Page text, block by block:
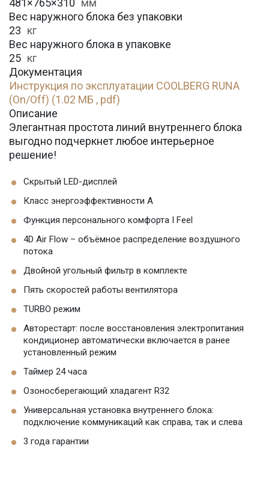
481×765×310 мм
Вес наружного блока без упаковки
23 кг
Вес наружного блока в упаковке
25 кг
Документация
Инструкция по эксплуатации COOLBERG RUNA
(On/Off) (1.02 МБ , pdf)
Описание
Элегантная простота линий внутреннего блока
выгодно подчеркнет любое интерьерное
решение!
Скрытый LED-дисплей
Класс энергоэффективности А
Функция персонального комфорта I Feel
4D Air Flow – объёмное распределение воздушного
потока
Двойной угольный фильтр в комплекте
Пять скоростей работы вентилятора
TURBO режим
Авторестарт: после восстановления электропитания
кондиционер автоматически включается в ранее
установленный режим
Таймер 24 часа
Озоносберегающий хладагент R32
Универсальная установка внутреннего блока:
подключение коммуникаций как справа, так и слева
3 года гарантии